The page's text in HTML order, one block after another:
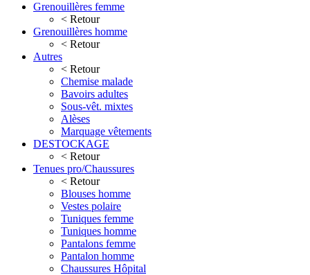
Grenouillères femme
< Retour
Grenouillères homme
< Retour
Autres
< Retour
Chemise malade
Bavoirs adultes
Sous-vêt. mixtes
Alèses
Marquage vêtements
DESTOCKAGE
< Retour
Tenues pro/Chaussures
< Retour
Blouses homme
Vestes polaire
Tuniques femme
Tuniques homme
Pantalons femme
Pantalon homme
Chaussures Hôpital